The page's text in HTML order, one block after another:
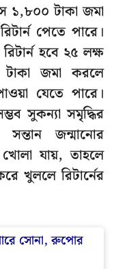
১,৮০০ টাকা জমা
পেতে পারে।
হবে ২৫ লক্ষ
জমা করলে
যেতে পারে।
সুকন্যা সমৃদ্ধির
জন্মানোর
খোলা যায়, তাহলে
খুললে রিটার্নের
সোনা, রুপোর